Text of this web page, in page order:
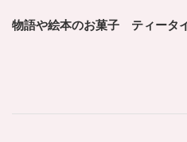
物語や絵本のお菓子 ティータ